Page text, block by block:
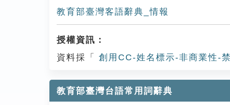
教育部臺灣客語辭典_情報
授權資訊：
資料採「
創用CC-姓名標示-非商業性-
教育部臺灣台語常用詞辭典